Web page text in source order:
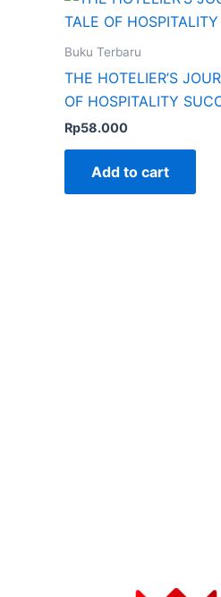
Buku Terbaru
THE HOTELIER’S
OF HOSPITALITY
Rp58.000
Add to cart